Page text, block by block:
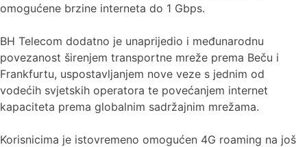
omogućene brzine interneta do 1 Gbps.
BH Telecom dodatno je unaprijedio i međunarodnu
povezanost širenjem transportne mreže prema Beču i
Frankfurtu, uspostavljanjem nove veze s jednim od
vodećih svjetskih operatora te povećanjem internet
kapaciteta prema globalnim sadržajnim mrežama.
Korisnicima je istovremeno omogućen 4G roaming na još